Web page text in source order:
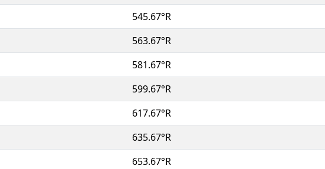
545.67°R
563.67°R
581.67°R
599.67°R
617.67°R
635.67°R
653.67°R